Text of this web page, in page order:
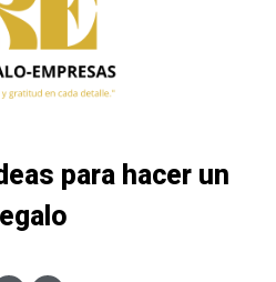
para hacer un